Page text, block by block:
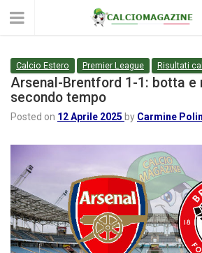
Calcio Estero Premier League Risultati
Arsenal-Brentford 1-1: botta e
secondo tempo
Posted on 12 Aprile 2025 by Carmine